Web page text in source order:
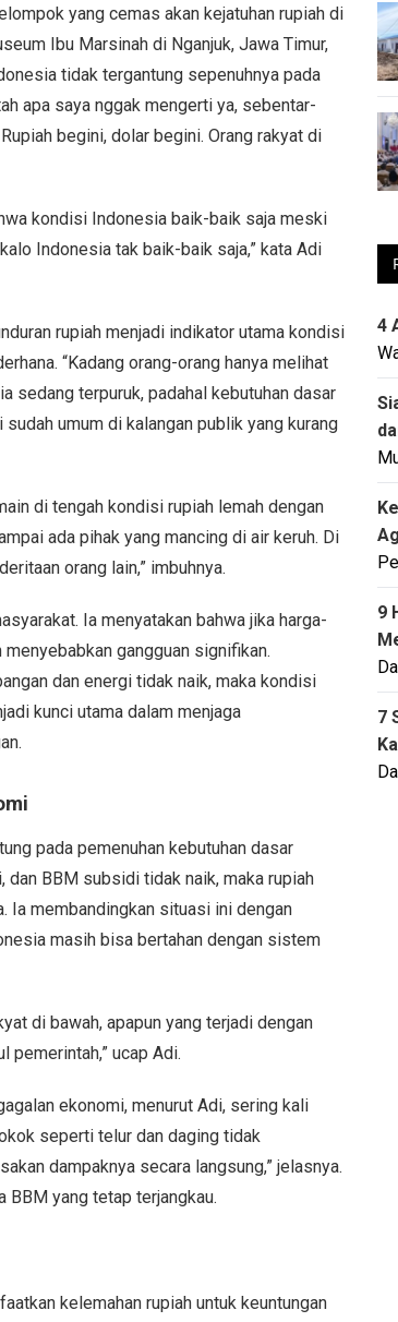
yang cemas akan kejatuhan rupiah di
Ibu Marsinah di Nganjuk, Jawa Timur,
tidak tergantung sepenuhnya pada
apa saya nggak mengerti ya, sebentar-
begini, dolar begini. Orang rakyat di
kondisi Indonesia baik-baik saja meski
Indonesia tak baik-baik saja,” kata Adi
rupiah menjadi indikator utama kondisi
“Kadang orang-orang hanya melihat
sedang terpuruk, padahal kebutuhan dasar
umum di kalangan publik yang kurang
di tengah kondisi rupiah lemah dengan
ada pihak yang mancing di air keruh. Di
orang lain,” imbuhnya.
Ia menyatakan bahwa jika harga-
gangguan signifikan.
dan energi tidak naik, maka kondisi
kunci utama dalam menjaga
pada pemenuhan kebutuhan dasar
dan BBM subsidi tidak naik, maka rupiah
Ia membandingkan situasi ini dengan
masih bisa bertahan dengan sistem
di bawah, apapun yang terjadi dengan
pemerintah,” ucap Adi.
ekonomi, menurut Adi, sering kali
seperti telur dan daging tidak
dampaknya secara langsung,” jelasnya.
BBM yang tetap terjangkau.
kelemahan rupiah untuk keuntungan
4
9
7